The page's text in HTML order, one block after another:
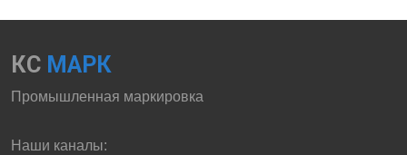
КС МАРК
Промышленная маркировка
Наши каналы: